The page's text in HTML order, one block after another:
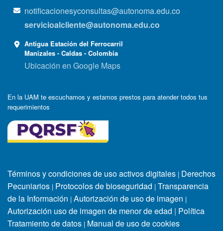
notificacionesyconsultas@autonoma.edu.co
servicioalcliente@autonoma.edu.co
Antigua Estación del Ferrocarril
Manizales - Caldas - Colombia
Ubicación en Google Maps
En la UAM te escuchamos y estamos prestos para atender todos tus
requerimientos
Términos y condiciones de uso activos digitales | Derechos
Pecuniarios | Protocolos de bioseguridad | Transparencia
de la Información | Autorización de uso de imagen |
Autorización uso de imagen de menor de edad | Política
Tratamiento de datos | Manual de uso de cookies